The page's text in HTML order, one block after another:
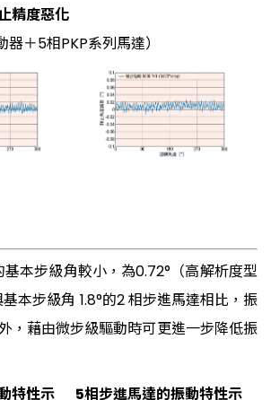
精度惡化
器＋5相PKP系列馬達）
本步級角較小，為0.72°（高解析度型
本步級角 1.8°的2 相步進馬達相比，振
，藉由微步級驅動時可更進一步降低振
特性示
5相步進馬達的振動特性示